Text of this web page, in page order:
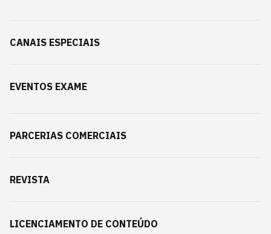
CANAIS ESPECIAIS
EVENTOS EXAME
PARCERIAS COMERCIAIS
REVISTA
LICENCIAMENTO DE CONTEÚDO